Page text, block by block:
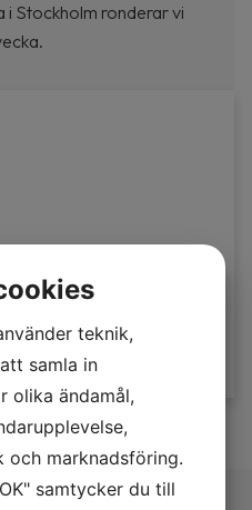
i Stockholm ronderar vi
teknik,
samla in
olika ändamål,
marknadsföring.
samtycker du till